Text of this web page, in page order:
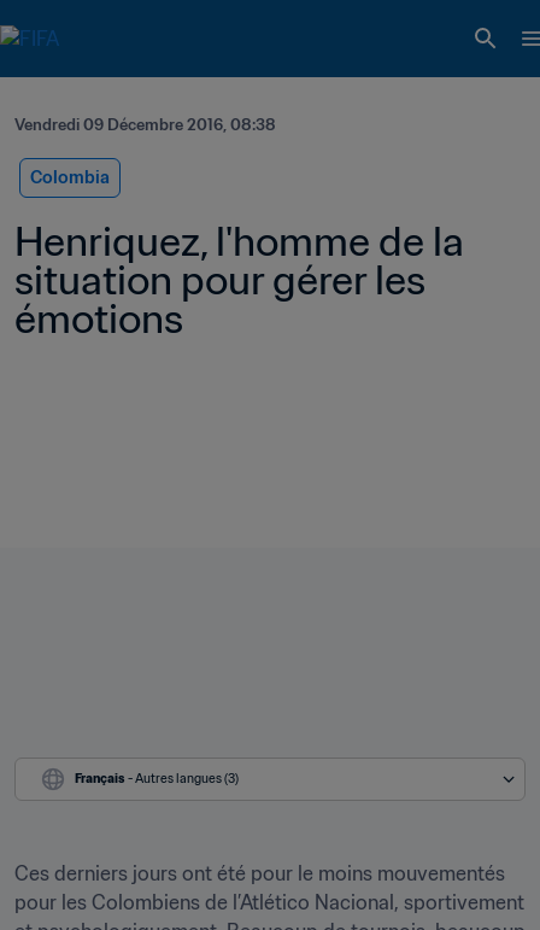
Vendredi 09 Décembre 2016, 08:38
Colombia
Henriquez, l'homme de la
situation pour gérer les
émotions
Français - Autres langues (3)
Ces derniers jours ont été pour le moins mouvementés
pour les Colombiens de l’Atlético Nacional, sportivement